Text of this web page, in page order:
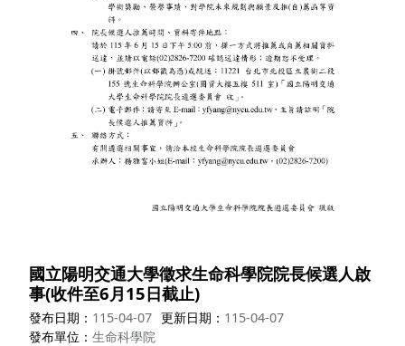
國立陽明交通大學徵求生命科學院院長候選人啟
事(收件至6月15日截止)
發布日期 115-04-07 更新日期
115-04-07
發布單位
生命科學院